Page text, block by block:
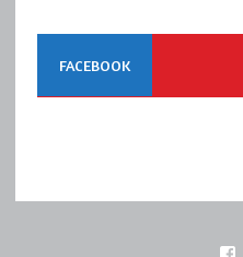
FACEBOOK